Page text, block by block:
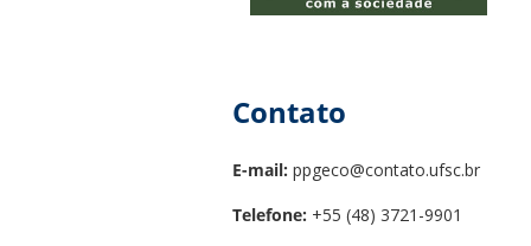
Contato
E-mail: ppgeco@contato.ufsc.br
Telefone: +55 (48) 3721-9901